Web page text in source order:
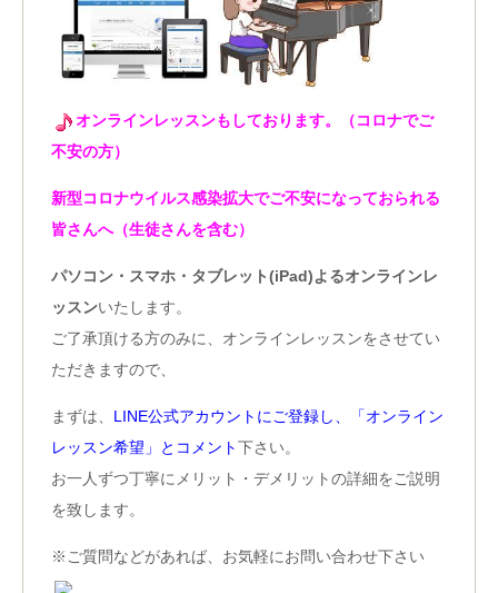
オンラインレッスンもしております。（コロナでご
不安の方）
新型コロナウイルス感染拡大でご不安になっておられる
皆さんへ（生徒さんを含む）
パソコン・スマホ・タブレット(iPad)よるオンラインレ
ッスンいたします。
ご了承頂ける方のみに、オンラインレッスンをさせてい
ただきますので、
まずは、 LINE公式アカウントにご登録し、「オンライン
レッスン希望」とコメント下さい。
お一人ずつ丁寧にメリット・デメリットの詳細をご説明
を致します。
※ご質問などがあれば、お気軽にお問い合わせ下さい